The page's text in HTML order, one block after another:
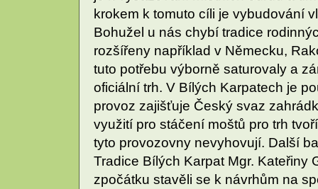
krokem k tomuto cíli je vybudování
Bohužel u nás chybí tradice
rozšířeny například v Německu,
tuto potřebu výborně saturovaly a
oficiální trh. V Bílých Karpatech je
provoz zajišťuje Český svaz
využití pro stáčení moštů pro trh
tyto provozovny nevyhovují. Další
Tradice Bílých Karpat Mgr. Kateřiny
zpočátku stavěli se k návrhům na